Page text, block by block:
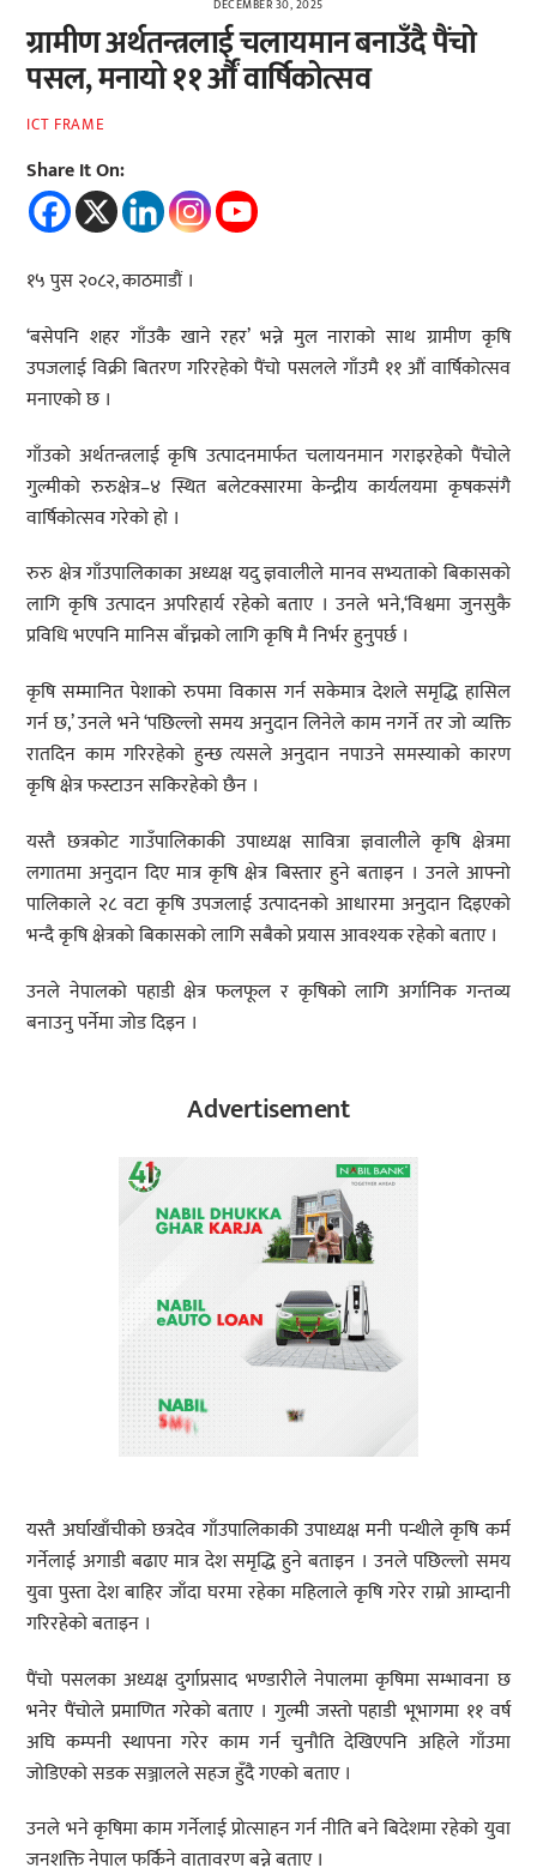
DECEMBER 30, 2025
ग्रामीण अर्थतन्त्रलाई चलायमान बनाउँदै पैंचो
पसल, मनायो ११ र्औं वार्षिकोत्सव
ICT FRAME
Share It On:
१५ पुस २०८२, काठमाडौं ।
‘बसेपनि शहर गाँउकै खाने रहर’ भन्ने मुल नाराको साथ ग्रामीण कृषि
उपजलाई विक्री बितरण गरिरहेको पैंचो पसलले गाँउमै ११ औं वार्षिकोत्सव
मनाएको छ ।
गाँउको अर्थतन्त्रलाई कृषि उत्पादनमार्फत चलायनमान गराइरहेको पैंचोले
गुल्मीको रुरुक्षेत्र–४ स्थित बलेटक्सारमा केन्द्रीय कार्यलयमा कृषकसंगै
वार्षिकोत्सव गरेको हो ।
रुरु क्षेत्र गाँउपालिकाका अध्यक्ष यदु ज्ञवालीले मानव सभ्यताको बिकासको
लागि कृषि उत्पादन अपरिहार्य रहेको बताए । उनले भने,‘विश्वमा जुनसुकै
प्रविधि भएपनि मानिस बाँच्नको लागि कृषि मै निर्भर हुनुपर्छ ।
कृषि सम्मानित पेशाको रुपमा विकास गर्न सकेमात्र देशले समृद्धि हासिल
गर्न छ,’ उनले भने ‘पछिल्लो समय अनुदान लिनेले काम नगर्ने तर जो व्यक्ति
रातदिन काम गरिरहेको हुन्छ त्यसले अनुदान नपाउने समस्याको कारण
कृषि क्षेत्र फस्टाउन सकिरहेको छैन ।
यस्तै छत्रकोट गाउँपालिकाकी उपाध्यक्ष सावित्रा ज्ञवालीले कृषि क्षेत्रमा
लगातमा अनुदान दिए मात्र कृषि क्षेत्र बिस्तार हुने बताइन । उनले आफ्नो
पालिकाले २८ वटा कृषि उपजलाई उत्पादनको आधारमा अनुदान दिइएको
भन्दै कृषि क्षेत्रको बिकासको लागि सबैको प्रयास आवश्यक रहेको बताए ।
उनले नेपालको पहाडी क्षेत्र फलफूल र कृषिको लागि अर्गानिक गन्तव्य
बनाउनु पर्नेमा जोड दिइन ।
Advertisement
यस्तै अर्घाखाँचीको छत्रदेव गाँउपालिकाकी उपाध्यक्ष मनी पन्थीले कृषि कर्म
गर्नेलाई अगाडी बढाए मात्र देश समृद्धि हुने बताइन । उनले पछिल्लो समय
युवा पुस्ता देश बाहिर जाँदा घरमा रहेका महिलाले कृषि गरेर राम्रो आम्दानी
गरिरहेको बताइन ।
पैंचो पसलका अध्यक्ष दुर्गाप्रसाद भण्डारीले नेपालमा कृषिमा सम्भावना छ
भनेर पैंचोले प्रमाणित गरेको बताए । गुल्मी जस्तो पहाडी भूभागमा ११ वर्ष
अघि कम्पनी स्थापना गरेर काम गर्न चुनौति देखिएपनि अहिले गाँउमा
जोडिएको सडक सञ्जालले सहज हुँदै गएको बताए ।
उनले भने कृषिमा काम गर्नेलाई प्रोत्साहन गर्न नीति बने बिदेशमा रहेको युवा
जनशक्ति नेपाल फर्किने वातावरण बन्ने बताए ।